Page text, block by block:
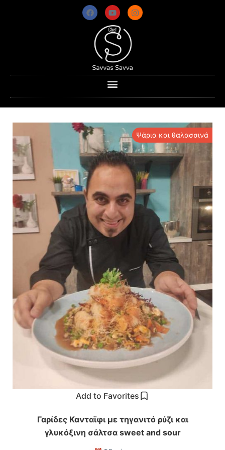
Add to Favorites
Ψάρια και θαλασσινά
Γαρίδες Κανταϊφι με τηγανιτό ρύζι και
γλυκόξινη σάλτσα sweet and sour